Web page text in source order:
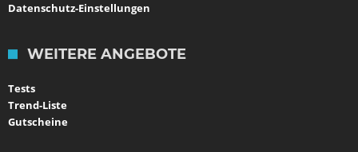
Datenschutz-Einstellungen
WEITERE ANGEBOTE
Tests
Trend-Liste
Gutscheine